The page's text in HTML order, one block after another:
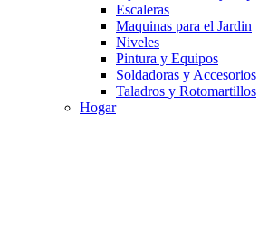
Escaleras
Maquinas para el Jardin
Niveles
Pintura y Equipos
Soldadoras y Accesorios
Taladros y Rotomartillos
Hogar